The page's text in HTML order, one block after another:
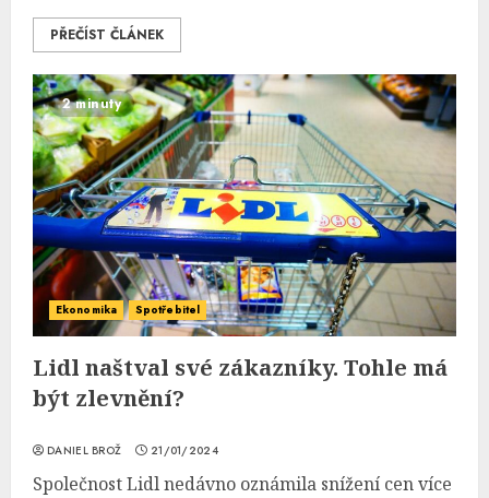
PŘEČÍST ČLÁNEK
2 minuty
Ekonomika Spotřebitel
Lidl naštval své zákazníky. Tohle má
být zlevnění?
DANIEL BROŽ 21/01/2024
Společnost Lidl nedávno oznámila snížení cen více